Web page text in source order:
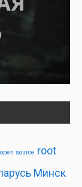
open source root
Минск